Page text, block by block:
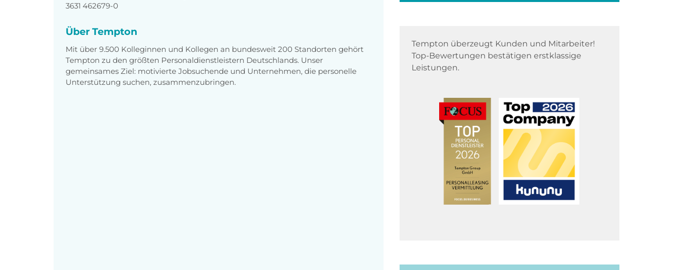
3631 462679-0
Über Tempton
Mit über 9.500 Kolleginnen und Kollegen an bundesweit 200 Standorten gehört
Tempton zu den größten Personaldienstleistern Deutschlands. Unser
gemeinsames Ziel: motivierte Jobsuchende und Unternehmen, die personelle
Unterstützung suchen, zusammenzubringen.
Tempton überzeugt Kunden und Mitarbeiter!
Top-Bewertungen bestätigen erstklassige
Leistungen.